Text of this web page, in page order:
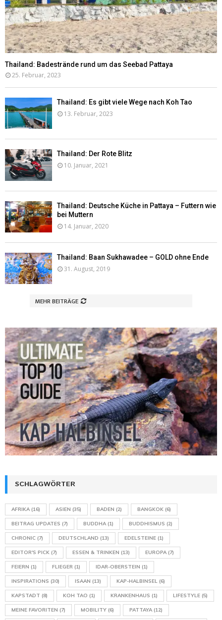
Thailand: Badestrände rund um das Seebad Pattaya
25. Februar, 2023
Thailand: Es gibt viele Wege nach Koh Tao
13. Februar, 2023
Thailand: Der Rote Blitz
10. Januar, 2021
Thailand: Deutsche Küche in Pattaya – Futtern wie
bei Muttern
14. Januar, 2020
Thailand: Baan Sukhawadee – GOLD ohne Ende
31. August, 2019
MEHR BEITRÄGE
SCHLAGWÖRTER
AFRIKA(16) ASIEN (35) BADEN (2) BANGKOK (6)
BEITRAG UPDATES (7) BUDDHA(1) BUDDHISMUS (2)
CHRONIC (7) DEUTSCHLAND (13) EDELSTEINE (1)
EDITOR'S PICK (7) ESSEN & TRINKEN (13) EUROPA(7)
FEIERN (1) FLIEGER (1) IDAR-OBERSTEIN (1)
INSPIRATIONS (30) ISAAN (13) KAP-HALBINSEL (6)
KAPSTADT (8) KOH TAO (1) KRANKENHAUS (1) LIFESTYLE (5)
MEINE FAVORITEN (7) MOBILITY (6) PATTAYA(12)